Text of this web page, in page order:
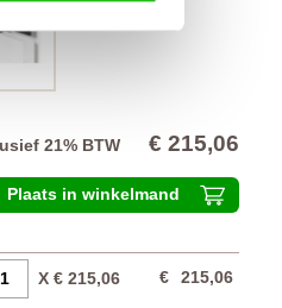
21% BTW € 215,06
Plaats in winkelmand
X € 215,06 € 215,06